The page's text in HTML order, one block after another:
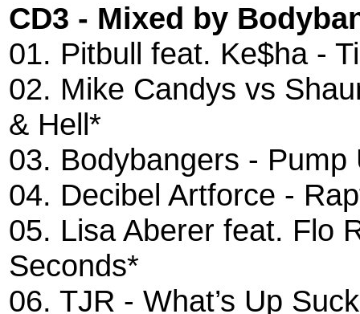
CD3 - Mixed by
01. Pitbull feat. Ke$ha -
02. Mike Candys vs
& Hell*
03. Bodybangers - Pump
04. Decibel Artforce -
05. Lisa Aberer feat. Flo
Seconds*
06. TJR - What’s Up